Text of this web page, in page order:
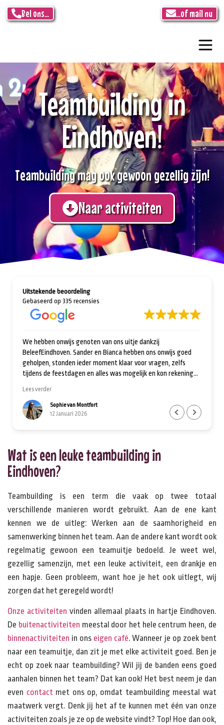
Bel ons... ...of mail nu
Teambuilding in
Eindhoven!
Teambuilding mag ook gewoon gezellig zijn!
Naar activiteiten
Uitstekende beoordeling
Gebaseerd op 335 recensies
onwijs goed
zelfs
kon rekening
Super behulpzame club! Heel last-minute vroegen
mogelijkheid voor een uitje, en binnen een dag was
geregeld. Goed georganiseerd en vriendelijk, echt
aanrader!
Wat is een leuke teambuilding in
Eindhoven?
Teambuilding is een term die vaak op twee totaal
verschillende manieren wordt gebruikt. Aan de ene kant
kennen we de uitleg: Werken aan de saamhorigheid en
samenwerking binnen het team. Aan de andere kant wordt ook
regelmatig gewoon een teamuitje bedoeld. Je weet wel,
gezellig samenzijn, met een leuke activiteit, een drankje en
een hapje. Geen probleem, want hoe je het ook uitlegt, wij
zorgen dat het geregeld wordt!
Onze activiteiten vinden allemaal plaats in hartje Eindhoven.
De buitenactiviteiten meestal door het hele centrum heen, de
binnenactiviteiten in onseigen café. Wanneer je op zoek bent
naar een teamuitje, dan zit je met elke activiteit goed. Ben je
echt op zoek naar teambuilding? Wil jij de banden eens goed
aanhalen binnen het team? Dat kan ook! Het best neem je dan
even contactmet ons op, omdat teambuilding meestal wat
maatwerk vergt. Denk jij het af te kunnen met één van onze
activiteiten zoals je ze op de website vindt? Top! Hoe dan ook,